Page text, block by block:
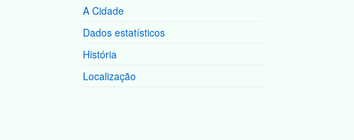
A Cidade
Dados estatísticos
História
Localização